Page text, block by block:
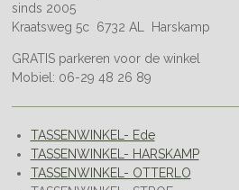
sinds 2005
Kraatsweg 5c 6732 AL Harskamp
GRATIS parkeren voor de winkel
Mobiel: 06-29 48 26 89
TASSENWINKEL- Ede
TASSENWINKEL- HARSKAMP
TASSENWINKEL- OTTERLO